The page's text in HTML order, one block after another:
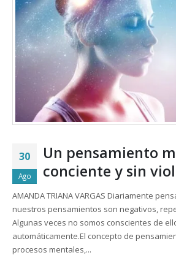
30
Ago
Un pensamiento
conciente y sin
AMANDA TRIANA VARGAS Diariamente
nuestros pensamientos son negativos,
Algunas veces no somos conscientes de
automáticamente.El concepto de
procesos mentales,...